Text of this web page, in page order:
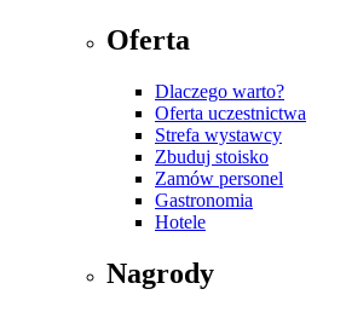
Oferta
Dlaczego warto?
Oferta uczestnictwa
Strefa wystawcy
Zbuduj stoisko
Zamów personel
Gastronomia
Hotele
Nagrody